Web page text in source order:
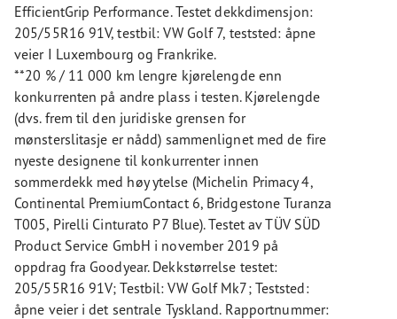
EfficientGrip Performance. Testet dekkdimensjon:
205/55R16 91V, testbil: VW Golf 7, teststed: åpne
veier I Luxembourg og Frankrike.
**20 % / 11 000 km lengre kjørelengde enn
konkurrenten på andre plass i testen. Kjørelengde
(dvs. frem til den juridiske grensen for
mønsterslitasje er nådd) sammenlignet med de fire
nyeste designene til konkurrenter innen
sommerdekk med høy ytelse (Michelin Primacy 4,
Continental PremiumContact 6, Bridgestone Turanza
T005, Pirelli Cinturato P7 Blue). Testet av TÜV SÜD
Product Service GmbH i november 2019 på
oppdrag fra Goodyear. Dekkstørrelse testet:
205/55R16 91V; Testbil: VW Golf Mk7; Teststed:
åpne veier i det sentrale Tyskland. Rapportnummer: